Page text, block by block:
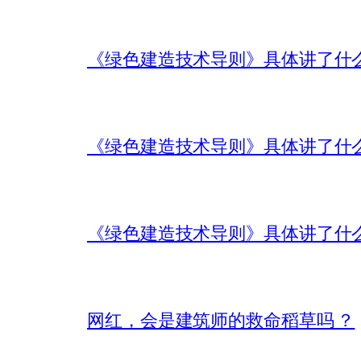
《绿色建造技术导则》具体讲了什
《绿色建造技术导则》具体讲了什
《绿色建造技术导则》具体讲了什
网红，会是建筑师的救命稻草吗 ？